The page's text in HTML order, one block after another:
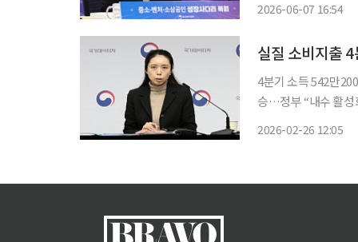
2026-06-07 16:54
4분기 소득 542만
승…정부 “내수 활성화·취약계층 지원 강
2026-02-26 12:05